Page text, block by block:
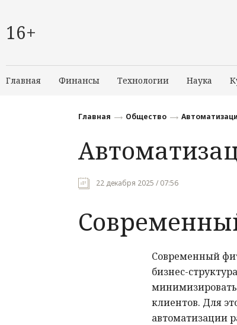
16+
Главная Финансы Технологии Наука
Главная Общество
22 декабря 2025 / 07:56
Современный
бизнес-
минимизировать
клиентов. Для
автоматизации